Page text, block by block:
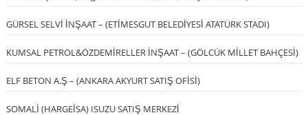
GÜRSEL SELVİ İNŞAAT – (ETİMESGUT BELEDİYESİ ATATÜRK STADI)
KUMSAL PETROL&ÖZDEMİRELLER İNŞAAT – (GÖLCÜK MİLLET BAHÇESİ)
ELF BETON A.Ş – (ANKARA AKYURT SATIŞ OFİSİ)
SOMALİ (HARGEİSA) ISUZU SATIŞ MERKEZİ